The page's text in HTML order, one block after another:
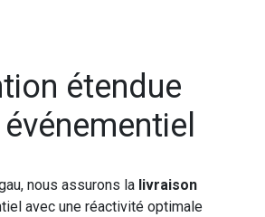
étendue
nous assurons la livraison
avec une réactivité optimale